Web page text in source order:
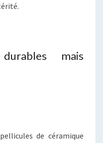
mais
de céramique